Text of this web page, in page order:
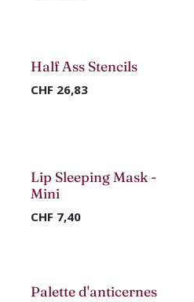
-50%
Half Ass Stencils
CHF 26,83
Nouveau !
Lip Sleeping Mask -
Mini
CHF 7,40
Palette d'anticernes